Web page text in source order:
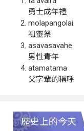
勇士成年禮
molapangolai
祖靈祭
asavasavahe
男性青年
atamatama
父字輩的稱呼
歷史上的今天